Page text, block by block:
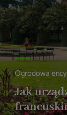
Ogrodowa
Jak